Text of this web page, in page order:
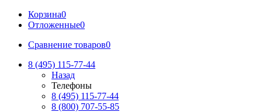
Корзина0
Отложенные0
Сравнение товаров0
8 (495) 115-77-44
Назад
Телефоны
8 (495) 115-77-44
8 (800) 707-55-85